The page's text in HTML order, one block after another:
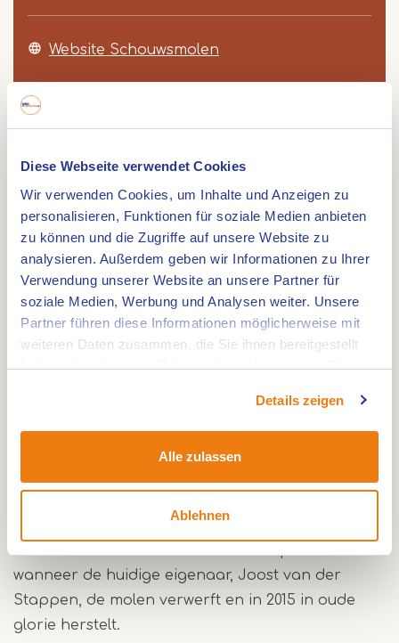
Diese Webseite verwendet Cookies
Wir verwenden Cookies, um Inhalte und Anzeigen zu
personalisieren, Funktionen für soziale Medien anbieten
zu können und die Zugriffe auf unsere Website zu
analysieren. Außerdem geben wir Informationen zu Ihrer
Verwendung unserer Website an unsere Partner für
soziale Medien, Werbung und Analysen weiter. Unsere
Partner führen diese Informationen möglicherweise mit
weiteren Daten zusammen, die Sie ihnen bereitgestellt
haben oder die sie im Rahmen Ihrer Nutzung der Dienste
Details zeigen
Alle zulassen
Ablehnen
Website Schouwsmolen
Route
Watermolen uit 1630. Onderslag korenmolen
gelegen aan de Itterbeek
Tussen Neeritter en Ittervoort staat de
Schouwsmolen een onderslagmolen met een
bewogen geschiedenis. De huidige molen is
doek, naar het leek, voorgoed voor de
kwam ook de Schouwsmolen stil te staan toen de
wanneer de huidige eigenaar, Joost van der
Stappen, de molen verwerft en in 2015 in oude
glorie herstelt.